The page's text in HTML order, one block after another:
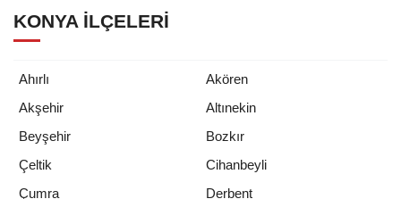
KONYA İLÇELERI
Ahırlı
Akören
Akşehir
Altınekin
Beyşehir
Bozkır
Çeltik
Cihanbeyli
Çumra
Derbent